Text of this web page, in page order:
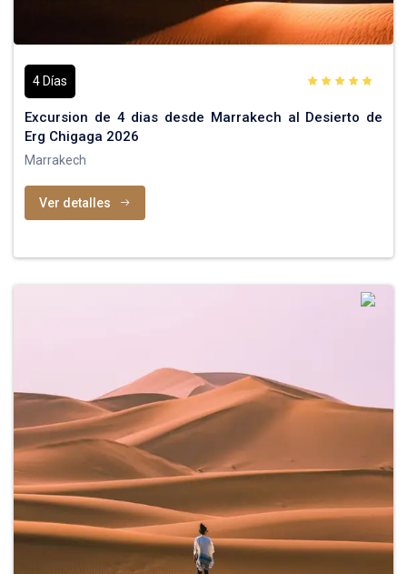
4 Días
Excursion de 4 dias desde Marrakech al Desierto de
Erg Chigaga 2026
Marrakech
Ver detalles